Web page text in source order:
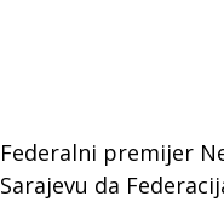
Federalni premijer
Sarajevu da